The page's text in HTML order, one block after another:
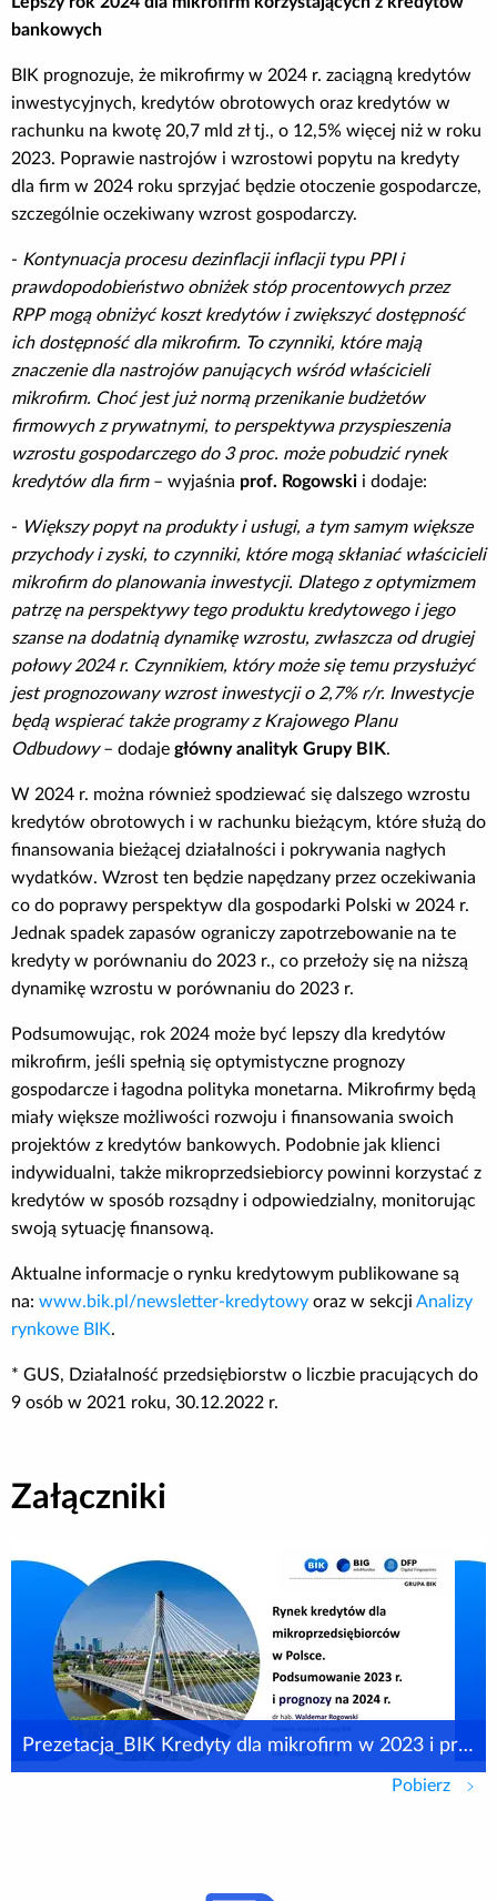
bankowych
BIK prognozuje, że mikrofirmy w 2024 r. zaciągną kredytów
inwestycyjnych, kredytów obrotowych oraz kredytów w
rachunku na kwotę 20,7 mld zł tj., o 12,5% więcej niż w roku
2023. Poprawie nastrojów i wzrostowi popytu na kredyty
dla firm w 2024 roku sprzyjać będzie otoczenie gospodarcze,
szczególnie oczekiwany wzrost gospodarczy.
- Kontynuacja procesu dezinflacji inflacji typu PPI i
prawdopodobieństwo obniżek stóp procentowych przez
RPP mogą obniżyć koszt kredytów i zwiększyć dostępność
ich dostępność dla mikrofirm. To czynniki, które mają
znaczenie dla nastrojów panujących wśród właścicieli
mikrofirm. Choć jest już normą przenikanie budżetów
firmowych z prywatnymi, to perspektywa przyspieszenia
wzrostu gospodarczego do 3 proc. może pobudzić rynek
kredytów dla firm– wyjaśnia prof. Rogowski i dodaje:
- Większy popyt na produkty i usługi, a tym samym większe
przychody i zyski, to czynniki, które mogą skłaniać właścicieli
mikrofirm do planowania inwestycji. Dlatego z optymizmem
patrzę na perspektywy tego produktu kredytowego i jego
szanse na dodatnią dynamikę wzrostu, zwłaszcza od drugiej
połowy 2024 r. Czynnikiem, który może się temu przysłużyć
jest prognozowany wzrost inwestycji o 2,7% r/r. Inwestycje
będą wspierać także programy z Krajowego Planu
Odbudowy– dodaje główny analityk Grupy BIK.
W 2024 r. można również spodziewać się dalszego wzrostu
kredytów obrotowych i w rachunku bieżącym, które służą do
finansowania bieżącej działalności i pokrywania nagłych
wydatków. Wzrost ten będzie napędzany przez oczekiwania
co do poprawy perspektyw dla gospodarki Polski w 2024 r.
Jednak spadek zapasów ograniczy zapotrzebowanie na te
kredyty w porównaniu do 2023 r., co przełoży się na niższą
dynamikę wzrostu w porównaniu do 2023 r.
Podsumowując, rok 2024 może być lepszy dla kredytów
mikrofirm, jeśli spełnią się optymistyczne prognozy
gospodarcze i łagodna polityka monetarna. Mikrofirmy będą
miały większe możliwości rozwoju i finansowania swoich
projektów z kredytów bankowych. Podobnie jak klienci
indywidualni, także mikroprzedsiebiorcy powinni korzystać z
kredytów w sposób rozsądny i odpowiedzialny, monitorując
swoją sytuację finansową.
Aktualne informacje o rynku kredytowym publikowane są
na: www.bik.pl/newsletter-kredytowy oraz w sekcji Analizy
rynkowe BIK.
* GUS, Działalność przedsiębiorstw o liczbie pracujących do
9 osób w 2021 roku, 30.12.2022 r.
Załączniki
Prezetacja_BIK Kredyty dla mikrofirm w 2023 i prognoza na 2024 rok 06 02 2024
Pobierz